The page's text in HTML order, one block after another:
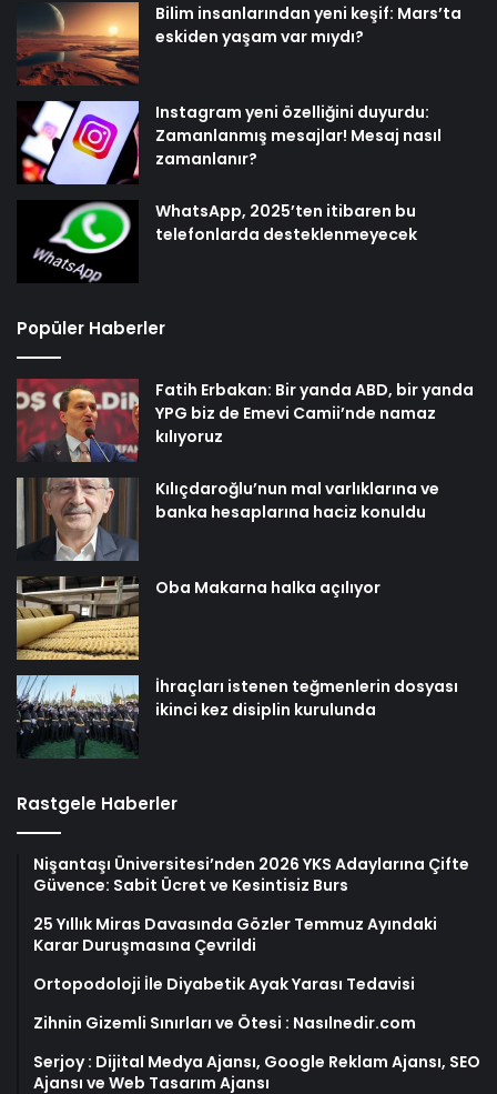
Bilim insanlarından yeni keşif: Mars’ta
eskiden yaşam var mıydı?
Instagram yeni özelliğini duyurdu:
Zamanlanmış mesajlar! Mesaj nasıl
zamanlanır?
WhatsApp, 2025’ten itibaren bu
telefonlarda desteklenmeyecek
Popüler Haberler
Fatih Erbakan: Bir yanda ABD, bir yanda
YPG biz de Emevi Camii’nde namaz
kılıyoruz
Kılıçdaroğlu’nun mal varlıklarına ve
banka hesaplarına haciz konuldu
Oba Makarna halka açılıyor
İhraçları istenen teğmenlerin dosyası
ikinci kez disiplin kurulunda
Rastgele Haberler
Nişantaşı Üniversitesi’nden 2026 YKS Adaylarına Çifte
Güvence: Sabit Ücret ve Kesintisiz Burs
25 Yıllık Miras Davasında Gözler Temmuz Ayındaki
Karar Duruşmasına Çevrildi
Ortopodoloji İle Diyabetik Ayak Yarası Tedavisi
Zihnin Gizemli Sınırları ve Ötesi : Nasılnedir.com
Serjoy : Dijital Medya Ajansı, Google Reklam Ajansı, SEO
Ajansı ve Web Tasarım Ajansı